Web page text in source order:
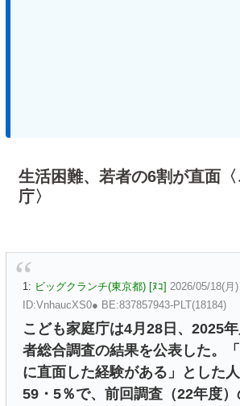
生活困難、若者の6割が直面
庁〉
1: ビッグクランチ(東京都) [ﾇｺ] 2026/05/18(月
ID:VnhaucXS0● BE:837857943-PLT(18184)
こども家庭庁は4月28日、2025
者総合調査の結果を公表した。
に直面した経験がある」とした
59・5％で、前回調査（22年度